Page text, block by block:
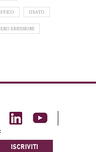
USATO
EMISSIONI
ISCRIVITI